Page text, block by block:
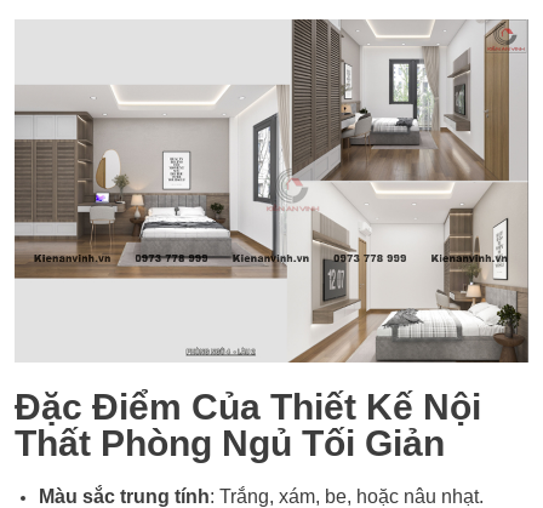
Đặc Điểm Của Thiết Kế Nội
Thất Phòng Ngủ Tối Giản
Màu sắc trung tính: Trắng, xám, be, hoặc nâu nhạt.